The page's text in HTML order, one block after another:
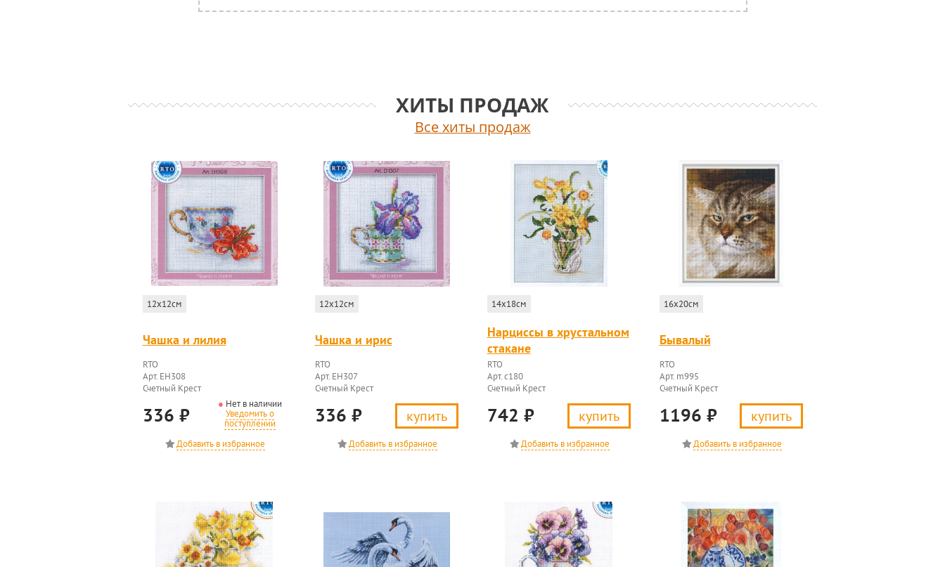
ХИТЫ ПРОДАЖ
Все хиты продаж
12x12см
Чашка и лилия
RTO
Арт. EH308
Счетный Крест
336 ₽
Нет в наличии
Уведомить о
поступлении
12x12см
Чашка и ирис
RTO
Арт. EH307
Счетный Крест
336 ₽ купить
14x18см
Нарциссы в хрустальном
стакане
RTO
Арт. c180
Счетный Крест
742 ₽ купить
16x20см
Бывалый
RTO
Арт. m995
Счетный Крест
1196 ₽ купить